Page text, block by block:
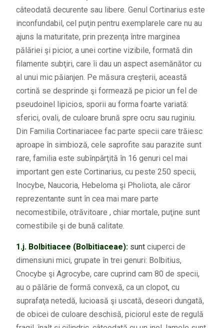
câteodată decurente sau libere. Genul Cortinarius este
inconfundabil, cel puţin pentru exemplarele care nu au
ajuns la maturitate, prin prezenţa între marginea
pălăriei şi picior, a unei cortine vizibile, formată din
filamente subţiri, care îi dau un aspect asemănător cu
al unui mic păianjen. Pe măsura creşterii, această
cortină se desprinde şi formează pe picior un fel de
pseudoinel lipicios, sporii au forma foarte variată:
sferici, ovali, de culoare brună spre ocru sau ruginiu.
Din Familia Cortinariacee fac parte specii care trăiesc
aproape în simbioză, cele saprofite sau parazite sunt
rare, familia este subînpârţită în 16 genuri cel mai
important gen este Cortinarius, cu peste 250 specii,
Inocybe, Naucoria, Hebeloma şi Pholiota, ale căror
reprezentante sunt în cea mai mare parte
necomestibile, otrăvitoare , chiar mortale, puţine sunt
comestibile şi de bună calitate.
1.j. Bolbitiacee (Bolbitiaceae): sunt ciuperci de
dimensiuni mici, grupate în trei genuri: Bolbitius,
Cnocybe şi Agrocybe, care cuprind cam 80 de specii,
au o pălărie de formă convexă, ca un clopot, cu
suprafaţa netedă, lucioasă şi uscată, deseori dungată,
de obicei de culoare deschisă, piciorul este de regulă